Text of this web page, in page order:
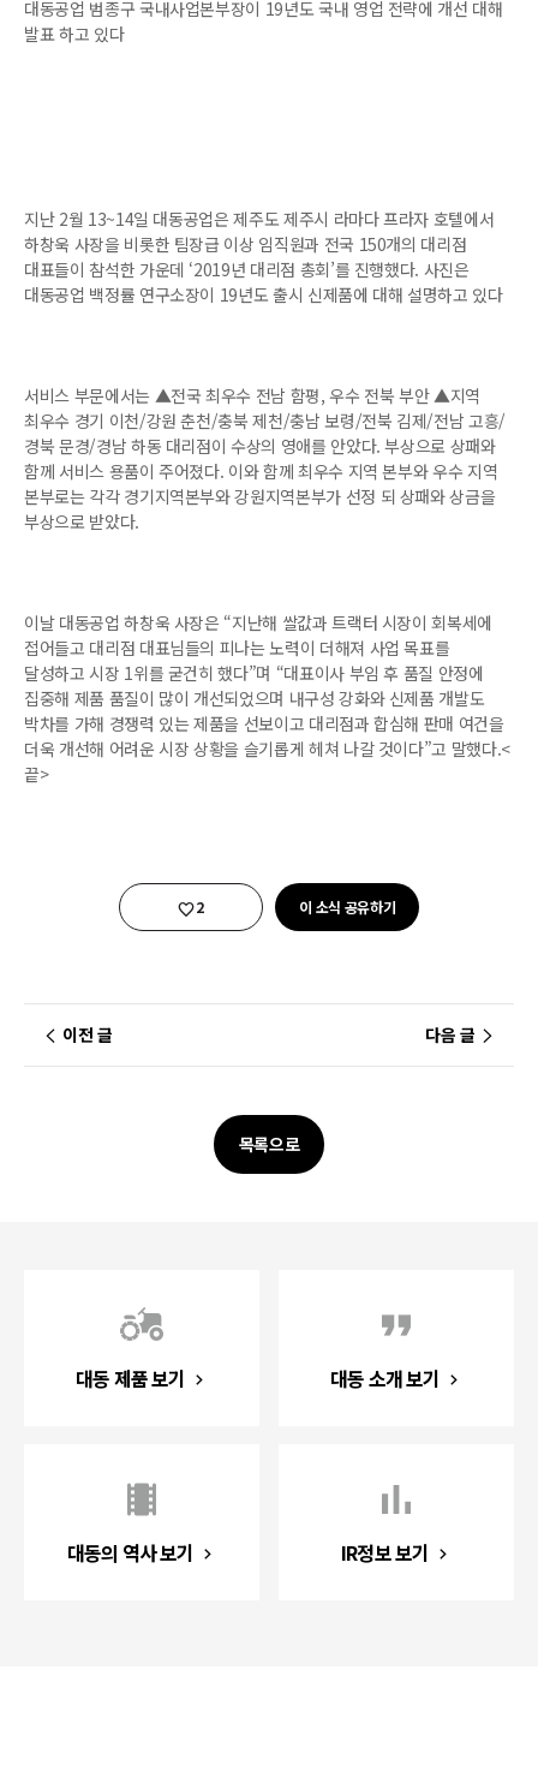
대동공업 범종구 국내사업본부장이 19년도 국내 영업 전략에 개선 대해
발표 하고 있다
지난 2월 13~14일 대동공업은 제주도 제주시 라마다 프라자 호텔에서
하창욱 사장을 비롯한 팀장급 이상 임직원과 전국 150개의 대리점
대표들이 참석한 가운데 ‘2019년 대리점 총회’를 진행했다. 사진은
대동공업 백정률 연구소장이 19년도 출시 신제품에 대해 설명하고 있다
서비스 부문에서는 ▲전국 최우수 전남 함평, 우수 전북 부안 ▲지역
최우수 경기 이천/강원 춘천/충북 제천/충남 보령/전북 김제/전남 고흥/
경북 문경/경남 하동 대리점이 수상의 영애를 안았다. 부상으로 상패와
함께 서비스 용품이 주어졌다. 이와 함께 최우수 지역 본부와 우수 지역
본부로는 각각 경기지역본부와 강원지역본부가 선정 되 상패와 상금을
부상으로 받았다.
이날 대동공업 하창욱 사장은 “지난해 쌀값과 트랙터 시장이 회복세에
접어들고 대리점 대표님들의 피나는 노력이 더해져 사업 목표를
달성하고 시장 1위를 굳건히 했다”며 “대표이사 부임 후 품질 안정에
집중해 제품 품질이 많이 개선되었으며 내구성 강화와 신제품 개발도
박차를 가해 경쟁력 있는 제품을 선보이고 대리점과 합심해 판매 여건을
더욱 개선해 어려운 시장 상황을 슬기롭게 헤쳐 나갈 것이다”고 말했다.<
끝>
2좋아요 이 소식 공유하기
이전 글 다음 글
목록으로
대동 제품 보기 대동 소개 보기
대동의 역사 보기 IR정보 보기